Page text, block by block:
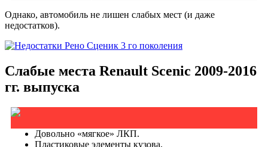
Однако, автомобиль не лишен слабых мест (и даже
недостатков).
Слабые места Renault Scenic 2009-2016
гг. выпуска
Довольно «мягкое» ЛКП.
Пластиковые элементы кузова.